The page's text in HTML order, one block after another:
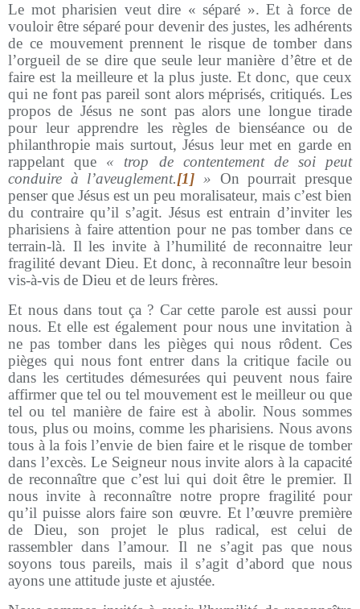
Le mot pharisien veut dire « séparé ». Et à force de
vouloir être séparé pour devenir des justes, les adhérents
de ce mouvement prennent le risque de tomber dans
l’orgueil de se dire que seule leur manière d’être et de
faire est la meilleure et la plus juste. Et donc, que ceux
qui ne font pas pareil sont alors méprisés, critiqués. Les
propos de Jésus ne sont pas alors une longue tirade
pour leur apprendre les règles de bienséance ou de
philanthropie mais surtout, Jésus leur met en garde en
rappelant que « trop de contentement de soi peut
conduire à l’aveuglement.[1] » On pourrait presque
penser que Jésus est un peu moralisateur, mais c’est bien
du contraire qu’il s’agit. Jésus est entrain d’inviter les
pharisiens à faire attention pour ne pas tomber dans ce
terrain-là. Il les invite à l’humilité de reconnaitre leur
fragilité devant Dieu. Et donc, à reconnaître leur besoin
vis-à-vis de Dieu et de leurs frères.
Et nous dans tout ça ? Car cette parole est aussi pour
nous. Et elle est également pour nous une invitation à
ne pas tomber dans les pièges qui nous rôdent. Ces
pièges qui nous font entrer dans la critique facile ou
dans les certitudes démesurées qui peuvent nous faire
affirmer que tel ou tel mouvement est le meilleur ou que
tel ou tel manière de faire est à abolir. Nous sommes
tous, plus ou moins, comme les pharisiens. Nous avons
tous à la fois l’envie de bien faire et le risque de tomber
dans l’excès. Le Seigneur nous invite alors à la capacité
de reconnaître que c’est lui qui doit être le premier. Il
nous invite à reconnaître notre propre fragilité pour
qu’il puisse alors faire son œuvre. Et l’œuvre première
de Dieu, son projet le plus radical, est celui de
rassembler dans l’amour. Il ne s’agit pas que nous
soyons tous pareils, mais il s’agit d’abord que nous
ayons une attitude juste et ajustée.